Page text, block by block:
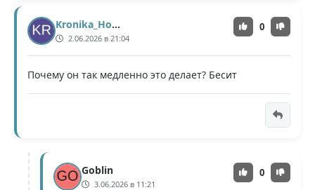
Kronika_Hourglass
2.06.2026 в 21:04
0
Почему он так медленно это делает? Бесит
Goblin
3.06.2026 в 11:21
0